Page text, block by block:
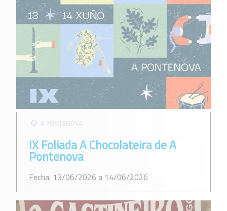
A PONTENOVA
IX Foliada A Chocolateira de A
Pontenova
Fecha: 13/06/2026 a 14/06/2026